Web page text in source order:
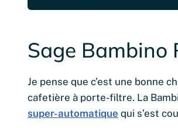
Sage Bambino
Je pense que c’est une bonne
cafetière à porte-filtre. La
super-automatique qui s’est